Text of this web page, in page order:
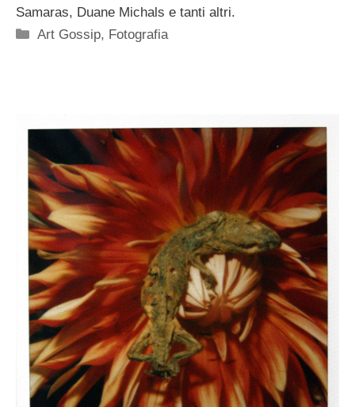
Samaras, Duane Michals e tanti altri.
Categorie
Art Gossip, Fotografia